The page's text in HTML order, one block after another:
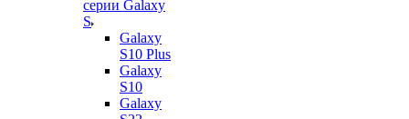
серии Galaxy
S
Galaxy
S10 Plus
Galaxy
S10
Galaxy